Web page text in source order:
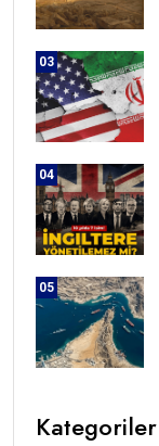
03
04
05
Kategoriler